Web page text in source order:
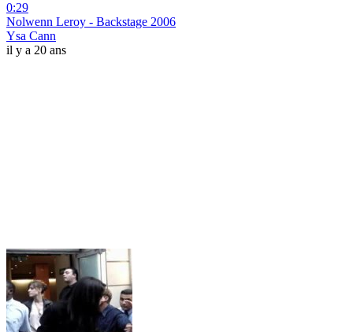
0:29
Nolwenn Leroy - Backstage 2006
Ysa Cann
il y a 20 ans